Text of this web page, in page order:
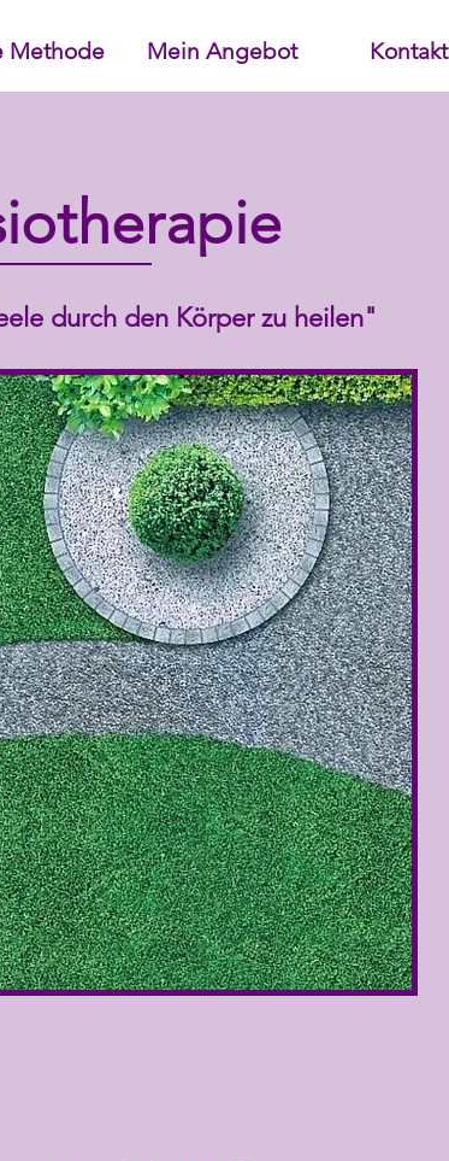
Methode Mein Angebot Kontakt
durch den Körper zu heilen"